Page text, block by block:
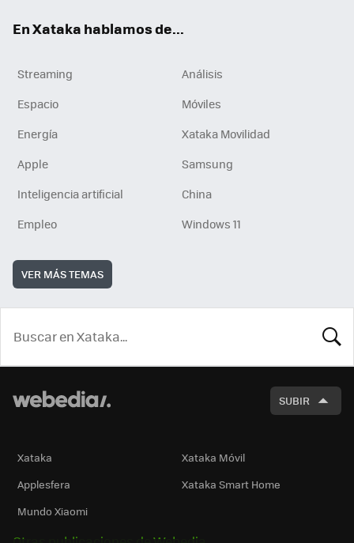
En Xataka hablamos de...
Streaming
Análisis
Espacio
Móviles
Energía
Xataka Movilidad
Apple
Samsung
Inteligencia artificial
China
Empleo
Windows 11
VER MÁS TEMAS
SUBIR
Xataka
Xataka Móvil
Applesfera
Xataka Smart Home
Mundo Xiaomi